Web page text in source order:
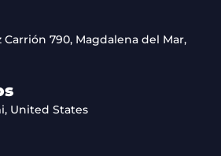
Carrión 790, Magdalena del Mar,
United States